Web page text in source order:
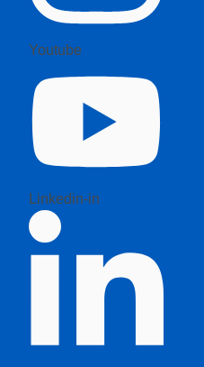
Youtube
Linkedin-in